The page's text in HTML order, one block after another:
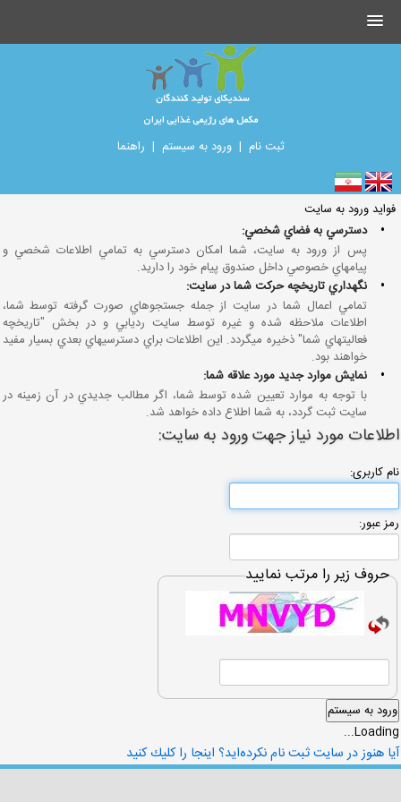
ثبت نام |ورود به سیستم | راهنما
فوايد ورود به سايت
•
دسترسي به فضاي شخصي:
پس از ورود به سايت، شما امكان دسترسي به تمامي اطلاعات شخصي و
پيامهاي خصوصي داخل صندوق پيام خود را داريد.
•
نگهداري تاريخچه حركت شما در سايت:
تمامي اعمال شما در سايت از جمله جستجوهاي صورت گرفته توسط شما،
اطلاعات ملاحظه شده و غيره توسط سايت رديابي و در بخش "تاريخچه
فعاليتهاي شما" ذخيره ميگردد. اين اطلاعات براي دسترسيهاي بعدي بسيار مفيد
خواهند بود.
•
نمايش موارد جديد مورد علاقه شما:
با توجه به موارد تعيين شده توسط شما، اگر مطالب جديدي در آن زمينه در
سايت ثبت گردد، به شما اطلاع داده خواهد شد.
اطلاعات مورد نیاز جهت ورود به سایت:
نام كاربری:
رمز عبور:
حروف زیر را مرتب نمایید
Loading...
آیا هنوز در سایت ثبت نام نكرده‌اید؟ اینجا را كلیك كنید